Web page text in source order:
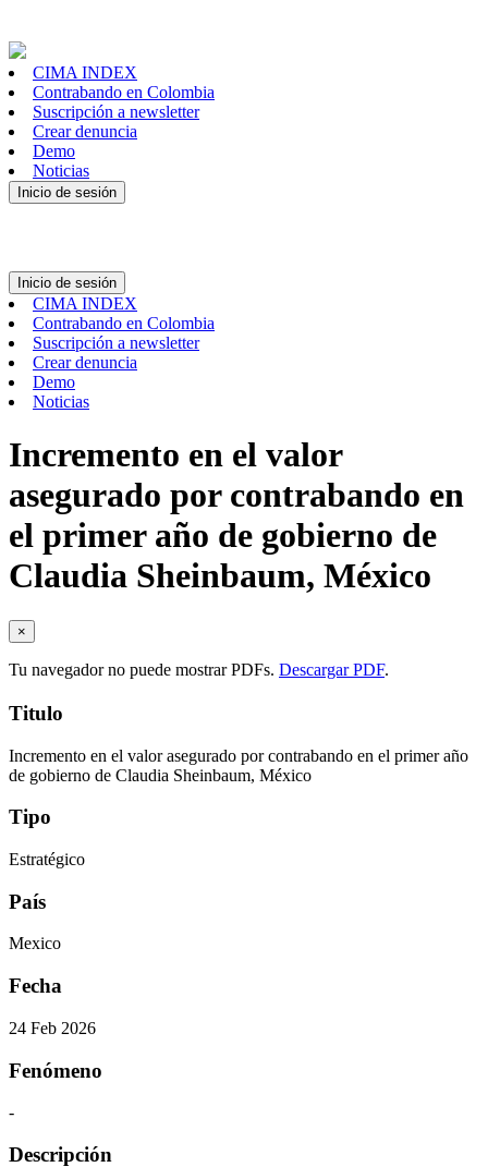
CIMA INDEX
Contrabando en Colombia
Suscripción a newsletter
Crear denuncia
Demo
Noticias
Inicio de sesión
Inicio de sesión
CIMA INDEX
Contrabando en Colombia
Suscripción a newsletter
Crear denuncia
Demo
Noticias
Incremento en el valor
asegurado por contrabando en
el primer año de gobierno de
Claudia Sheinbaum, México
×
Tu navegador no puede mostrar PDFs. Descargar PDF.
Titulo
Incremento en el valor asegurado por contrabando en el primer año
de gobierno de Claudia Sheinbaum, México
Tipo
Estratégico
País
Mexico
Fecha
24 Feb 2026
Fenómeno
-
Descripción